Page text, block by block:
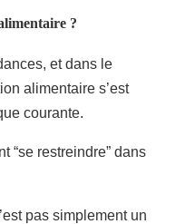
?
et dans le
alimentaire s’est
courante.
“se restreindre” dans
pas simplement un